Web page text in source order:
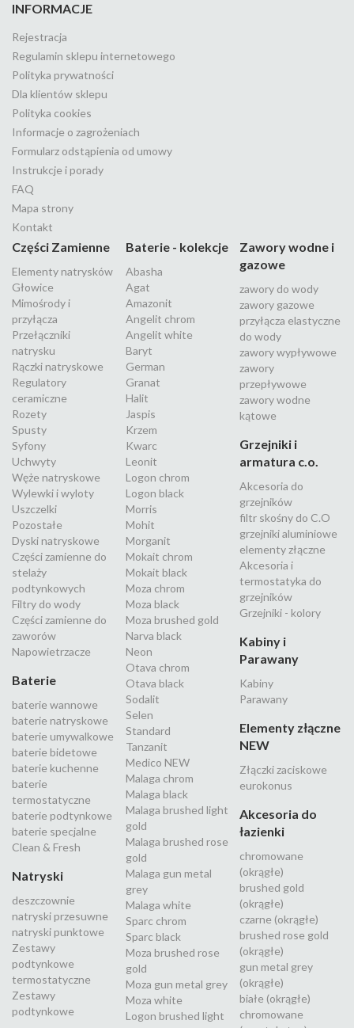
INFORMACJE
Rejestracja
Regulamin sklepu internetowego
Polityka prywatności
Dla klientów sklepu
Polityka cookies
Informacje o zagrożeniach
Formularz odstąpienia od umowy
Instrukcje i porady
FAQ
Mapa strony
Kontakt
Części Zamienne
Elementy natrysków
Głowice
Mimośrody i
przyłącza
Przełączniki
natrysku
Rączki natryskowe
Regulatory
ceramiczne
Rozety
Spusty
Syfony
Uchwyty
Węże natryskowe
Wylewki i wyloty
Uszczelki
Pozostałe
Dyski natryskowe
Części zamienne do
stelaży
podtynkowych
Filtry do wody
Części zamienne do
zaworów
Napowietrzacze
Baterie
baterie wannowe
baterie natryskowe
baterie umywalkowe
baterie bidetowe
baterie kuchenne
baterie
termostatyczne
baterie podtynkowe
baterie specjalne
Clean & Fresh
Natryski
deszczownie
natryski przesuwne
natryski punktowe
Zestawy
podtynkowe
termostatyczne
Zestawy
podtynkowe
Baterie - kolekcje
Abasha
Agat
Amazonit
Angelit chrom
Angelit white
Baryt
German
Granat
Halit
Jaspis
Krzem
Kwarc
Leonit
Logon chrom
Logon black
Morris
Mohit
Morganit
Mokait chrom
Mokait black
Moza chrom
Moza black
Moza brushed gold
Narva black
Neon
Otava chrom
Otava black
Sodalit
Selen
Standard
Tanzanit
Medico NEW
Malaga chrom
Malaga black
Malaga brushed light
gold
Malaga brushed rose
gold
Malaga gun metal
grey
Malaga white
Sparc chrom
Sparc black
Moza brushed rose
gold
Moza gun metal grey
Moza white
Logon brushed light
Zawory wodne i
gazowe
zawory do wody
zawory gazowe
przyłącza elastyczne
do wody
zawory wypływowe
zawory
przepływowe
zawory wodne
kątowe
Grzejniki i
armatura c.o.
Akcesoria do
grzejników
filtr skośny do C.O
grzejniki aluminiowe
elementy złączne
Akcesoria i
termostatyka do
grzejników
Grzejniki - kolory
Kabiny i
Parawany
Kabiny
Parawany
Elementy złączne
NEW
Złączki zaciskowe
eurokonus
Akcesoria do
łazienki
chromowane
(okrągłe)
brushed gold
(okrągłe)
czarne (okrągłe)
brushed rose gold
(okrągłe)
gun metal grey
(okrągłe)
białe (okrągłe)
chromowane